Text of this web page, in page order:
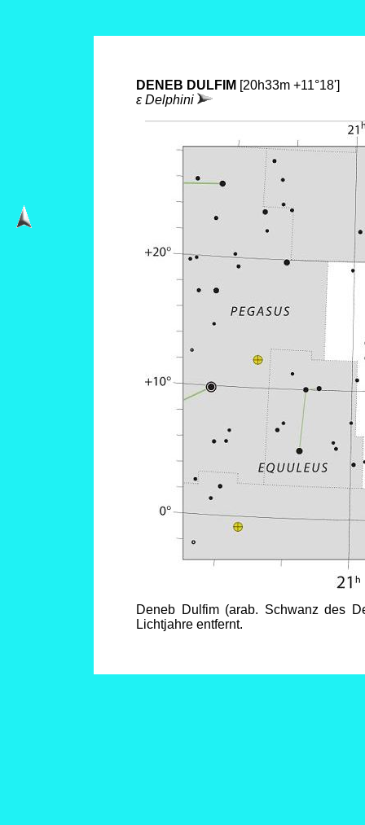
DENEB DULFIM [20h33m +11°18']
ε Delphini
Deneb Dulfim (arab. Schwanz des
Lichtjahre entfernt.